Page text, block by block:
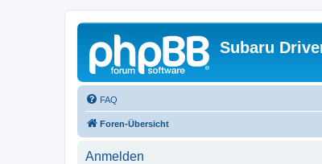
Subaru
FAQ
Foren-Übersicht
Anmelden